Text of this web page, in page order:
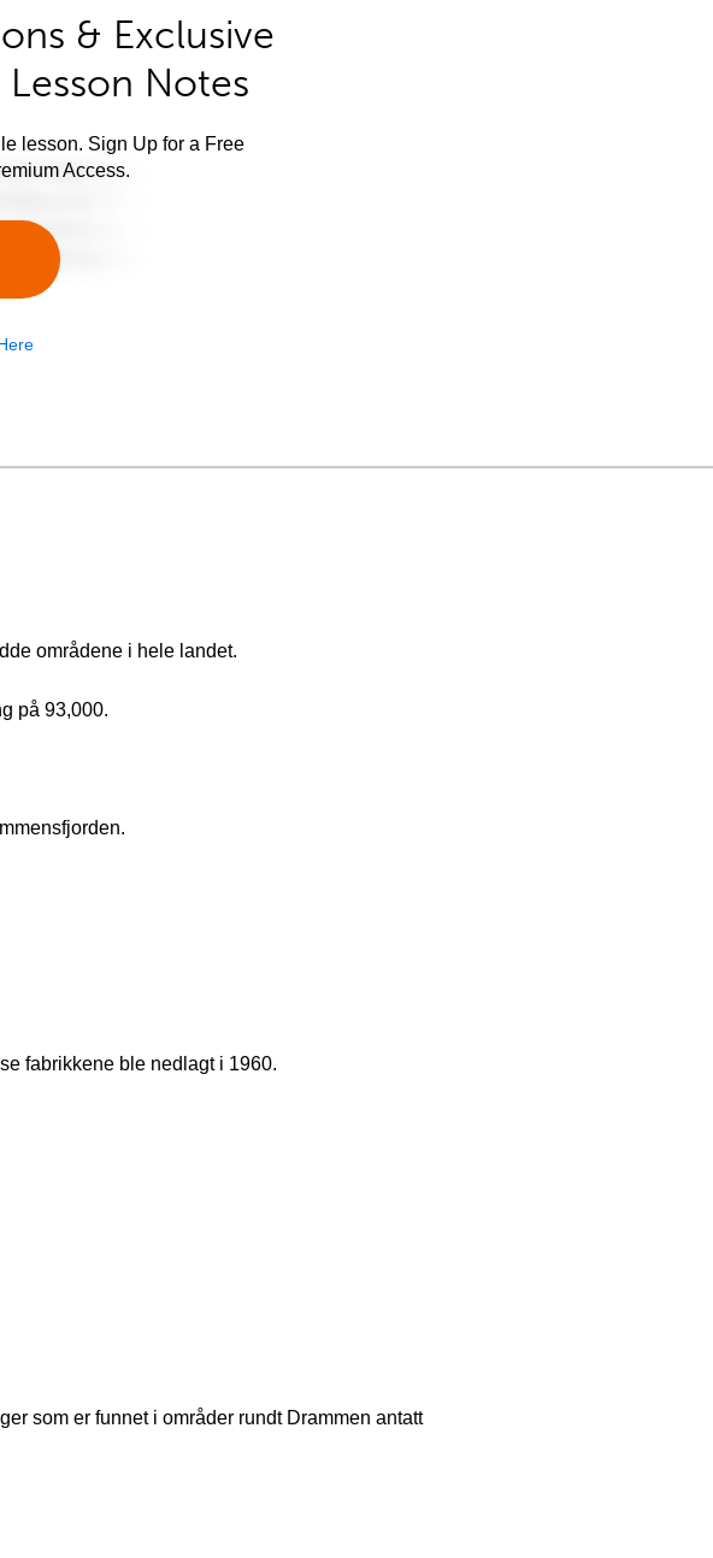
& Exclusive
Notes
lesson. Sign Up for a Free
Access.
områdene i hele landet.
på 93,000.
fabrikkene ble nedlagt i 1960.
som er funnet i områder rundt Drammen antatt